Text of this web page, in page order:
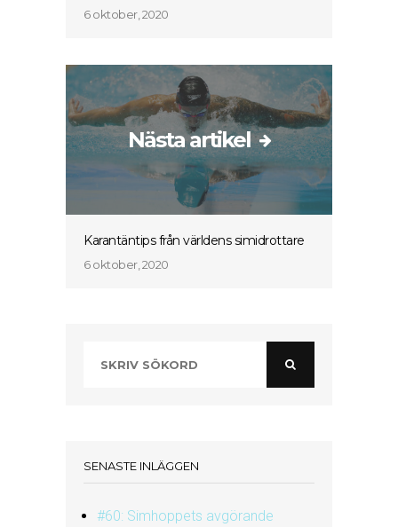
6 oktober, 2020
Nästa artikel
Karantäntips från världens simidrottare
6 oktober, 2020
SENASTE INLÄGGEN
#60: Simhoppets avgörande